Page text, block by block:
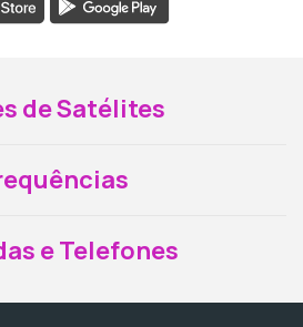
de Satélites
e Telefones